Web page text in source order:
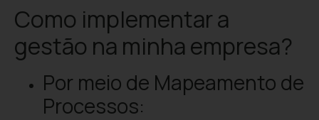
Como implementar a
gestão na minha empresa?
Por meio de Mapeamento de
Processos: